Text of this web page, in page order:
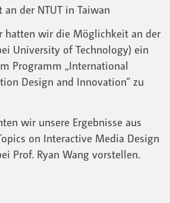
an der NTUT in Taiwan
hatten wir die Möglichkeit an der
University of Technology) ein
Programm „International
Design and Innovation“ zu
wir unsere Ergebnisse aus
on Interactive Media Design
Prof. Ryan Wang vorstellen.